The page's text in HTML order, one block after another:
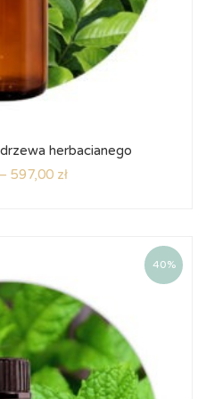
herbacianego
– 597,00 zł
40%